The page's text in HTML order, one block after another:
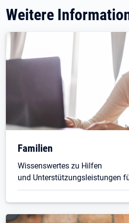
Weitere
Familien
Wissenswertes zu Hilfen
und Unterstützungsleistungen